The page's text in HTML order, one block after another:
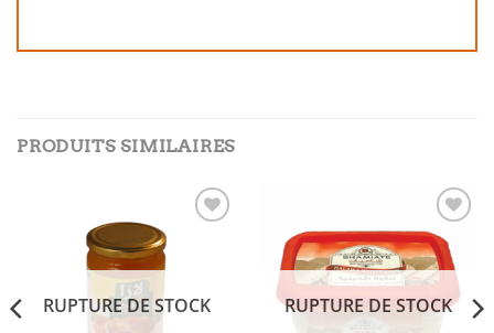
PRODUITS SIMILAIRES
RUPTURE DE STOCK
Add to
wishlist
RUPTURE DE STOCK